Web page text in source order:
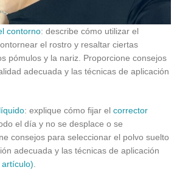
contorno: describe cómo utilizar el
el rostro y resaltar ciertas
pómulos y la nariz. Proporcione consejos
adecuada y las técnicas de aplicación
: explique cómo fijar el corrector
el día y no se desplace o se
consejos para seleccionar el polvo suelto
adecuada y las técnicas de aplicación
.